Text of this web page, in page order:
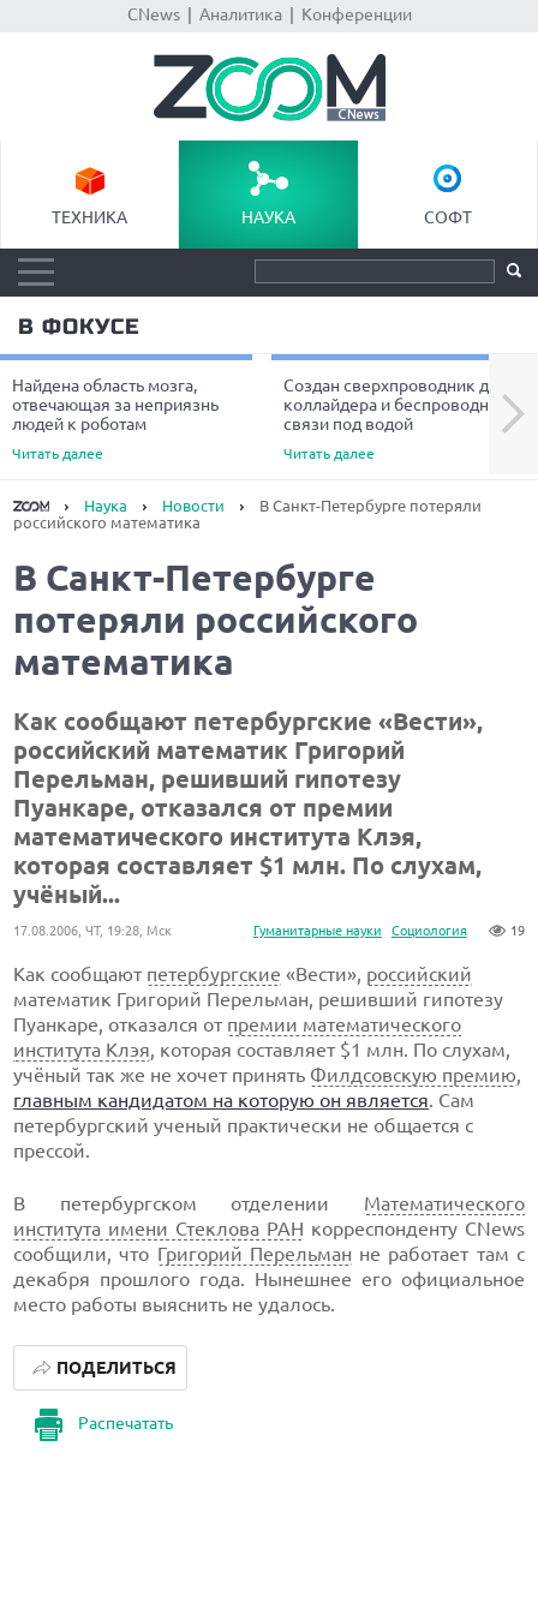
CNews| Аналитика| Конференции
ТЕХНИКА НАУКА СОФТ
В ФОКУСЕ
Найдена область мозга,
отвечающая за неприязнь
людей к роботам
Читать далее
Создан сверхпроводник для
коллайдера и беспроводной
связи под водой
Читать далее
Next
Наука Новости
В Санкт-Петербурге потеряли
российского математика
В Санкт-Петербурге
потеряли российского
математика
Как сообщают петербургские «Вести»,
российский математик Григорий
Перельман, решивший гипотезу
Пуанкаре, отказался от премии
математического института Клэя,
которая составляет $1 млн. По слухам,
учёный...
Гуманитарные науки Социология 19
17.08.2006, ЧТ, 19:28, Мск
Как сообщают петербургские «Вести», российский
математик Григорий Перельман, решивший гипотезу
Пуанкаре, отказался от премии математического
института Клэя, которая составляет $1 млн. По слухам,
учёный так же не хочет принять Филдсовскую премию,
главным кандидатом на которую он является. Сам
петербургский ученый практически не общается с
прессой.
В петербургском отделении Математического
института имени Стеклова РАН корреспонденту CNews
сообщили, что Григорий Перельман не работает там с
декабря прошлого года. Нынешнее его официальное
место работы выяснить не удалось.
Распечатать
ПОДЕЛИТЬСЯ